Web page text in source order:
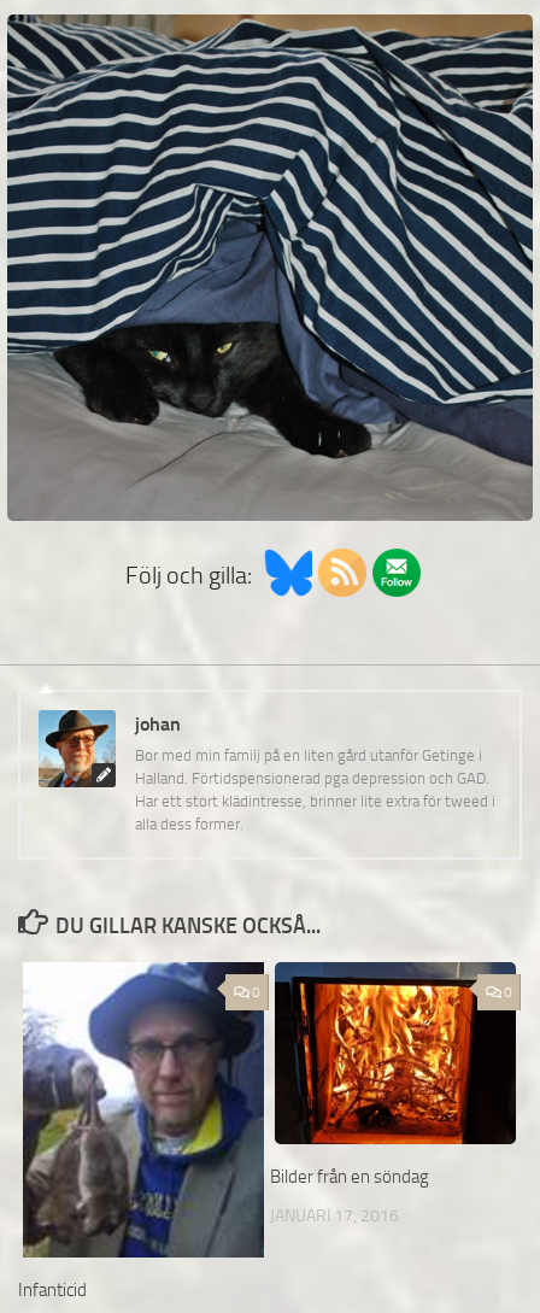
Följ och gilla:
johan
Bor med min familj på en liten gård utanför Getinge i
Halland. Förtidspensionerad pga depression och GAD.
Har ett stort klädintresse, brinner lite extra för tweed i
alla dess former.
DU GILLAR KANSKE OCKSÅ...
0
Infanticid
0
Bilder från en söndag
JANUARI 17, 2016